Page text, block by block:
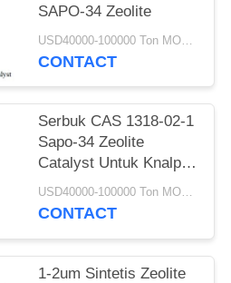
SAPO-34 Zeolite
USD40000-100000 Ton MOQ:1 KG
CONTACT
Serbuk CAS 1318-02-1
Sapo-34 Zeolite
Catalyst Untuk Knalpot
Mobil MTO
USD40000-100000 Ton MOQ:1 KG
CONTACT
1-2um Sintetis Zeolite